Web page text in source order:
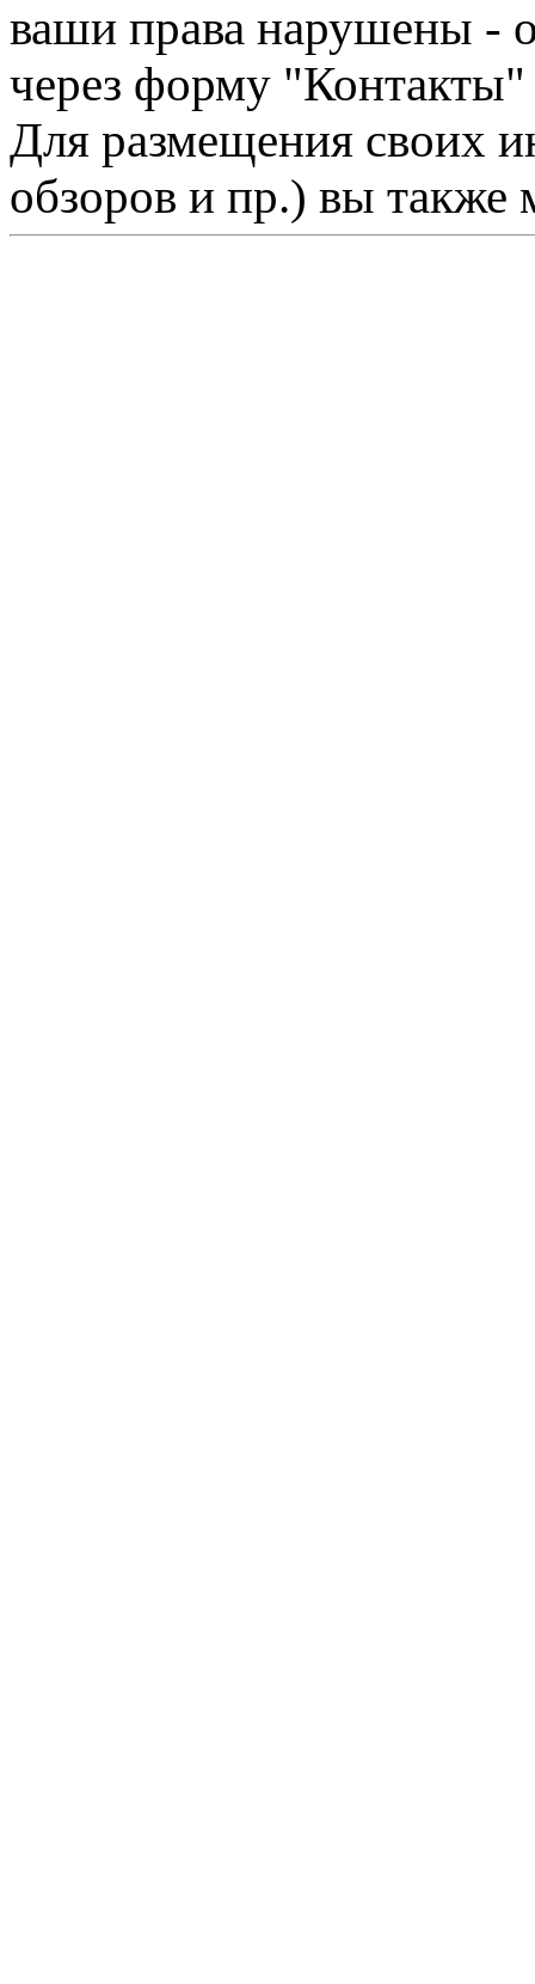
ваши права нарушены -
через форму "Контакты"
Для размещения своих
обзоров и пр.) вы также